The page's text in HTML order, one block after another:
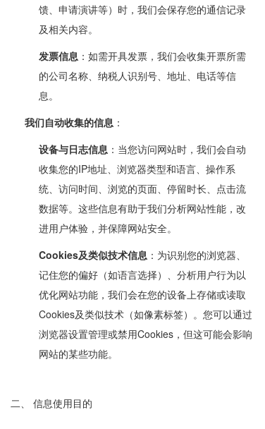
馈、申请演讲等）时，我们会保存您的通信记录
及相关内容。
发票信息 ：如需开具发票，我们会收集开票所需
的公司名称、纳税人识别号、地址、电话等信
息。
我们自动收集的信息 ：
设备与日志信息 ：当您访问网站时，我们会自动
收集您的IP地址、浏览器类型和语言、操作系
统、访问时间、浏览的页面、停留时长、点击流
数据等。这些信息有助于我们分析网站性能，改
进用户体验，并保障网站安全。
Cookies及类似技术信息 ：为识别您的浏览器、
记住您的偏好（如语言选择）、分析用户行为以
优化网站功能，我们会在您的设备上存储或读取
Cookies及类似技术（如像素标签）。您可以通过
浏览器设置管理或禁用Cookies，但这可能会影响
网站的某些功能。
二、 信息使用目的